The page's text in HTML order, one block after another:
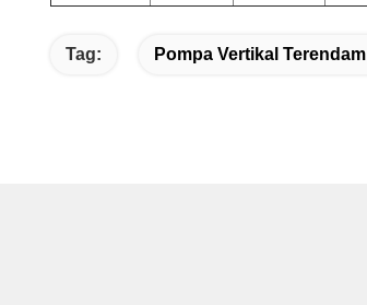
Tag: Pompa Vertikal Terendam